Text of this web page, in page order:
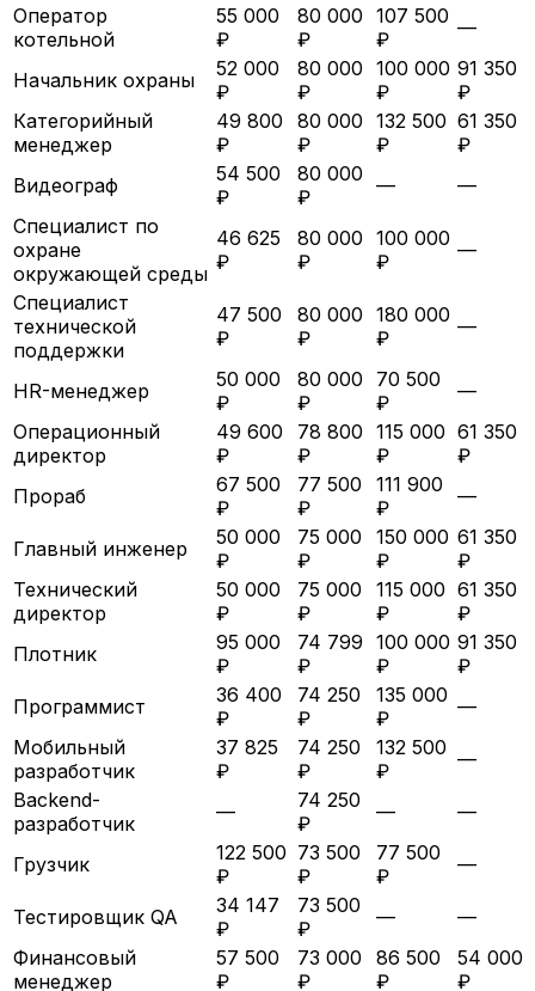
Оператор
котельной
55 000
₽
80 000
₽
107 500
₽
—
Начальник охраны
52 000
₽
80 000
₽
100 000
₽
91 350
₽
Категорийный
менеджер
49 800
₽
80 000
₽
132 500
₽
61 350
₽
Видеограф
54 500
₽
80 000
₽
—
—
Специалист по
охране
окружающей среды
46 625
₽
80 000
₽
100 000
₽
—
Специалист
технической
поддержки
47 500
₽
80 000
₽
180 000
₽
—
HR-менеджер
50 000
₽
80 000
₽
70 500
₽
—
Операционный
директор
49 600
₽
78 800
₽
115 000
₽
61 350
₽
Прораб
67 500
₽
77 500
₽
111 900
₽
—
Главный инженер
50 000
₽
75 000
₽
150 000
₽
61 350
₽
Технический
директор
50 000
₽
75 000
₽
115 000
₽
61 350
₽
Плотник
95 000
₽
74 799
₽
100 000
₽
91 350
₽
Программист
36 400
₽
74 250
₽
135 000
₽
—
Мобильный
разработчик
37 825
₽
74 250
₽
132 500
₽
—
Backend-
разработчик
—
74 250
₽
— —
Грузчик
122 500
₽
73 500
₽
77 500
₽
—
Тестировщик QA
34 147
₽
73 500
₽
—
—
Финансовый
менеджер
57 500
₽
73 000
₽
86 500
₽
54 000
₽